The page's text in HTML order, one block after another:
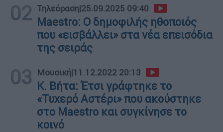
02 Τηλεόραση|25.09.2025 09:40
Maestro: Ο δημοφιλής ηθοποιός
που «εισβάλλει» στα νέα επεισόδια
της σειράς
03 Μουσική|11.12.2022 20:13
K. Βήτα: Έτσι γράφτηκε το
«Τυχερό Αστέρι» που ακούστηκε
στο Maestro και συγκίνησε το
κοινό